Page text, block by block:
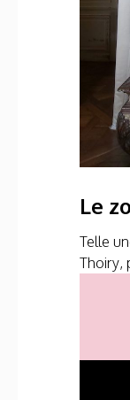
Le
Telle
Thoiry,